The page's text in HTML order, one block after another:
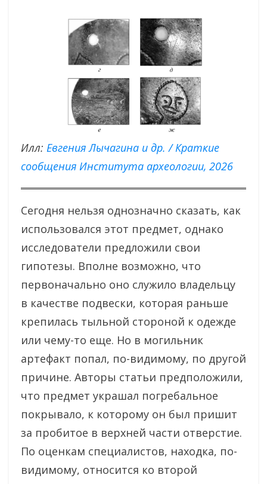
Илл: Евгения Лычагина и др. / Краткие
сообщения Института археологии, 2026
Сегодня нельзя однозначно сказать, как
использовался этот предмет, однако
исследователи предложили свои
гипотезы. Вполне возможно, что
первоначально оно служило владельцу
в качестве подвески, которая раньше
крепилась тыльной стороной к одежде
или чему-то еще. Но в могильник
артефакт попал, по-видимому, по другой
причине. Авторы статьи предположили,
что предмет украшал погребальное
покрывало, к которому он был пришит
за пробитое в верхней части отверстие.
По оценкам специалистов, находка, по-
видимому, относится ко второй